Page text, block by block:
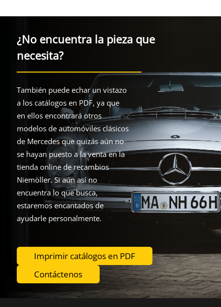
¿No encuentra la pieza que
necesita?
También puede echar un vistazo
a los catálogos en PDF, ya que
en ellos encontrará otros
modelos de automóviles clásicos
de Mercedes que quizás aún no
se hayan puesto a la venta en la
tienda online de recambios
Niemöller. Si aún así no
encuentra lo que busca,
estaremos encantados de
ayudarle personalmente.
Imprimir catálogos en PDF
Contáctenos